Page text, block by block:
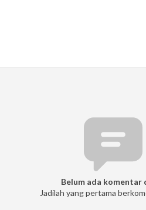
Belum ada komentar
Jadilah yang pertama